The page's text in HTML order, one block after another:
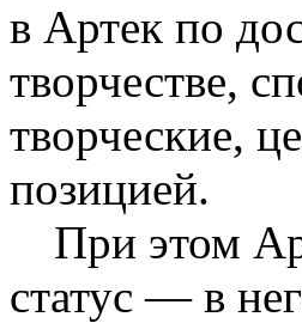
в Артек по
творчестве,
творческие,
позицией.
При этом
статус — в